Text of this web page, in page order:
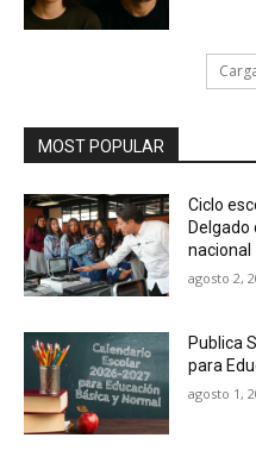
MOST POPULAR
Ciclo
Delgado
nacional
agosto 2,
Publica
para
agosto 1,